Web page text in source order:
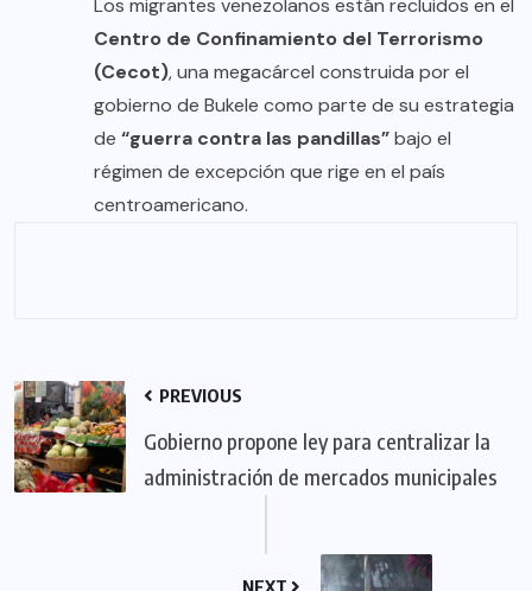
Los migrantes venezolanos están recluidos en el
Centro de Confinamiento del Terrorismo
(Cecot), una megacárcel construida por el
gobierno de Bukele como parte de su estrategia
de “guerra contra las pandillas”bajo el
régimen de excepción que rige en el país
centroamericano.
PREVIOUS
Gobierno propone ley para centralizar la
administración de mercados municipales
NEXT